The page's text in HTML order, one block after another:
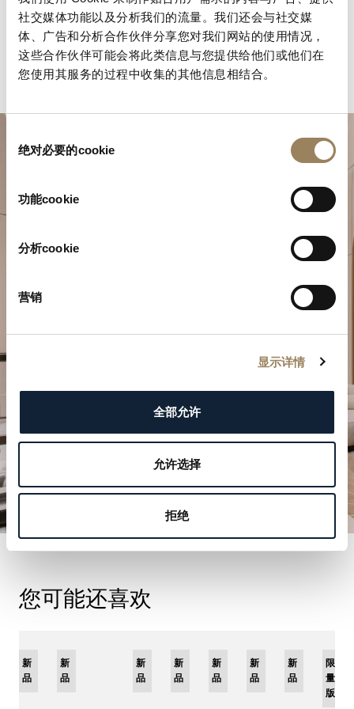
社交媒体功能以及分析我们的流量。我们还会与社交媒
体、广告和分析合作伙伴分享您对我们网站的使用情况，
这些合作伙伴可能会将此类信息与您提供给他们或他们在
您使用其服务的过程中收集的其他信息相结合。
绝对必要的cookie
功能cookie
分析cookie
营销
显示详情
全部允许
允许选择
拒绝
您可能还喜欢
新
品
新
品
新
品
新
品
新
品
新
品
新
品
限
量
版